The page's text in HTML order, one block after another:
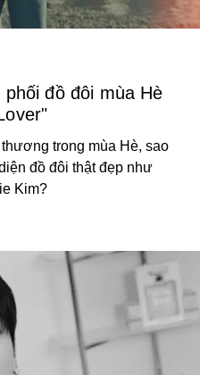
đồ đôi mùa Hè
trong mùa Hè, sao
đồ đôi thật đẹp như
Kim?